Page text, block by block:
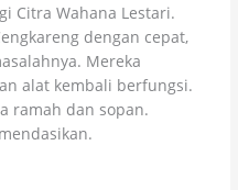
Citra Wahana Lestari.
dengan cepat,
Mereka
alat kembali berfungsi.
ramah dan sopan.